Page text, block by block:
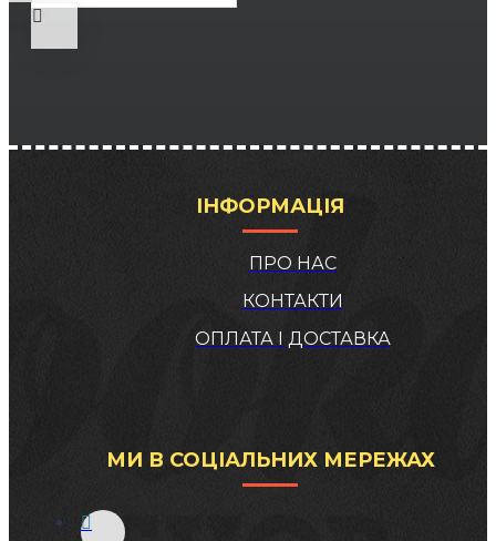
ІНФОРМАЦІЯ
ПРО НАС
КОНТАКТИ
ОПЛАТА І ДОСТАВКА
МИ В СОЦІАЛЬНИХ МЕРЕЖАХ